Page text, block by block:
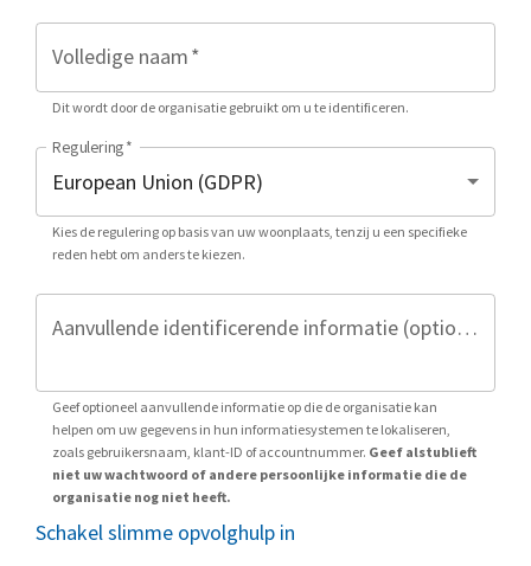
Volledige naam*
Dit wordt door de organisatie gebruikt om u te identificeren.
Regulering*
Kies de regulering op basis van uw woonplaats, tenzij u een specifieke
reden hebt om anders te kiezen.
Aanvullende identificerende informatie (optioneel)
Geef optioneel aanvullende informatie op die de organisatie kan
helpen om uw gegevens in hun informatiesystemen te lokaliseren,
zoals gebruikersnaam, klant-ID of accountnummer. Geef alstublieft
niet uw wachtwoord of andere persoonlijke informatie die de
organisatie nog niet heeft.
Schakel slimme opvolghulp in